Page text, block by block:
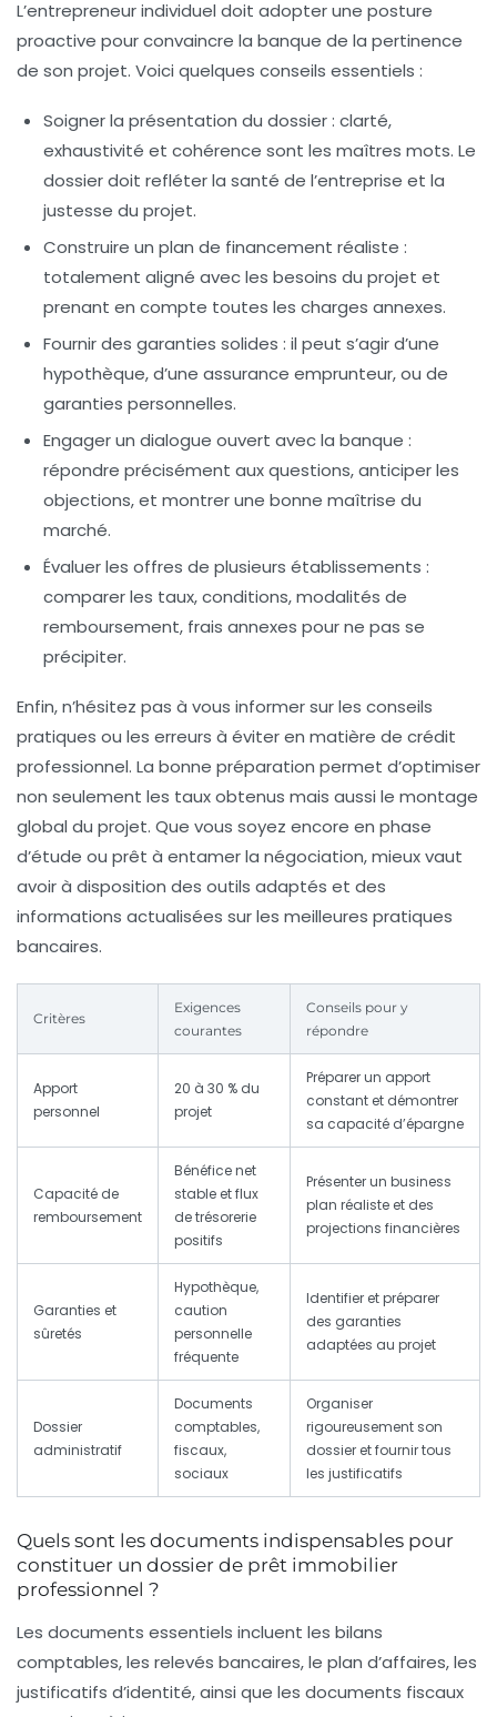
L’entrepreneur individuel doit adopter une posture
proactive pour convaincre la banque de la pertinence
de son projet. Voici quelques conseils essentiels :
Soigner la présentation du dossier : clarté,
exhaustivité et cohérence sont les maîtres mots. Le
dossier doit refléter la santé de l’entreprise et la
justesse du projet.
Construire un plan de financement réaliste :
totalement aligné avec les besoins du projet et
prenant en compte toutes les charges annexes.
Fournir des garanties solides : il peut s’agir d’une
hypothèque, d’une assurance emprunteur, ou de
garanties personnelles.
Engager un dialogue ouvert avec la banque :
répondre précisément aux questions, anticiper les
objections, et montrer une bonne maîtrise du
marché.
Évaluer les offres de plusieurs établissements :
comparer les taux, conditions, modalités de
remboursement, frais annexes pour ne pas se
précipiter.
Enfin, n’hésitez pas à vous informer sur les conseils
pratiques ou les erreurs à éviter en matière de crédit
professionnel. La bonne préparation permet d’optimiser
non seulement les taux obtenus mais aussi le montage
global du projet. Que vous soyez encore en phase
d’étude ou prêt à entamer la négociation, mieux vaut
avoir à disposition des outils adaptés et des
informations actualisées sur les meilleures pratiques
bancaires.
Critères
Exigences
courantes
Conseils pour y
répondre
Apport
personnel
20 à 30 % du
projet
Préparer un apport
constant et démontrer
sa capacité d’épargne
Capacité de
remboursement
Bénéfice net
stable et flux
de trésorerie
positifs
Présenter un business
plan réaliste et des
projections financières
Garanties et
sûretés
Hypothèque,
caution
personnelle
fréquente
Identifier et préparer
des garanties
adaptées au projet
Dossier
administratif
Documents
comptables,
fiscaux,
sociaux
Organiser
rigoureusement son
dossier et fournir tous
les justificatifs
Quels sont les documents indispensables pour
constituer un dossier de prêt immobilier
professionnel ?
Les documents essentiels incluent les bilans
comptables, les relevés bancaires, le plan d’affaires, les
justificatifs d’identité, ainsi que les documents fiscaux